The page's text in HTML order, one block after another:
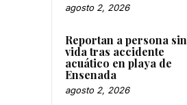
agosto 2, 2026
Reportan a persona sin
vida tras accidente
acuático en playa de
Ensenada
agosto 2, 2026